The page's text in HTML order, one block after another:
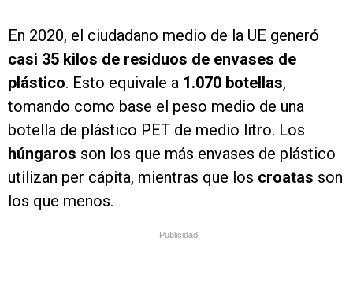
En 2020, el ciudadano medio de la UE generó
casi 35 kilos de residuos de envases de
plástico. Esto equivale a 1.070 botellas,
tomando como base el peso medio de una
botella de plástico PET de medio litro. Los
húngaros son los que más envases de plástico
utilizan per cápita, mientras que los croatas son
los que menos.
Publicidad